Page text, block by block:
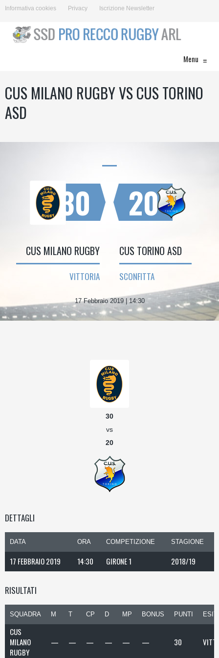
Informativa cookies Privacy Iscrizione Newsletter
Menu ≡
CUS MILANO RUGBY VS CUS TORINO
ASD
30
CUS MILANO RUGBY
VITTORIA
20
CUS TORINO ASD
SCONFITTA
17 Febbraio 2019 | 14:30
30
vs
20
DETTAGLI
DATA ORA COMPETIZIONE STAGIONE
17 FEBBRAIO 2019 14:30 GIRONE 1 2018/19
RISULTATI
SQUADRA M T CP D MP BONUS PUNTI
CUS
MILANO
RUGBY
— — — — — — 30